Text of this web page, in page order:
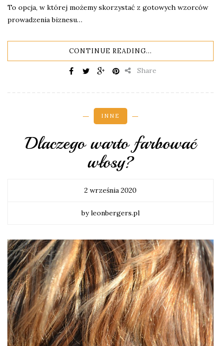
To opcja, w której możemy skorzystać z gotowych wzorców
prowadzenia biznesu…
CONTINUE READING...
Share
INNE
Dlaczego warto farbować
włosy?
2 września 2020
by leonbergers.pl